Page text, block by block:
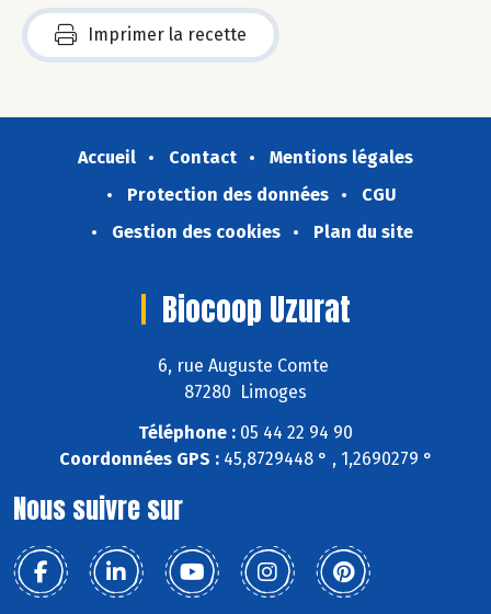
Imprimer la recette
Accueil Contact
Mentions légales
Protection des données
CGU
Gestion des cookies
Plan du site
Biocoop Uzurat
6, rue Auguste Comte
87280 Limoges
Téléphone : 05 44 22 94 90
Coordonnées GPS :45,8729448 ° , 1,2690279 °
Nous suivre sur